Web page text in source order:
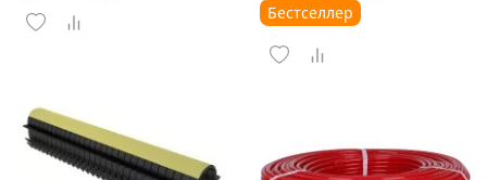
Бестселлер